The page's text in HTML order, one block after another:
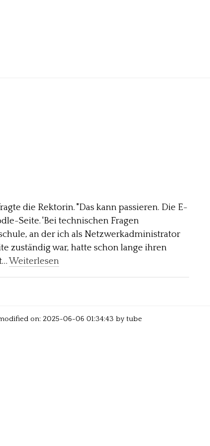
die Rektorin. "Das kann passieren. Die E-
Seite. 'Bei technischen Fragen
an der ich als Netzwerkadministrator
zuständig war, hatte schon lange ihren
Weiterlesen
on: 2025-06-06 01:34:43 by tube